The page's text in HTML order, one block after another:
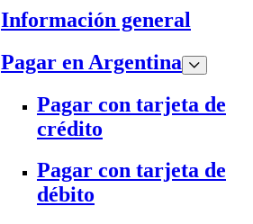
Información general
Pagar en Argentina
Pagar con tarjeta de
crédito
Pagar con tarjeta de
débito